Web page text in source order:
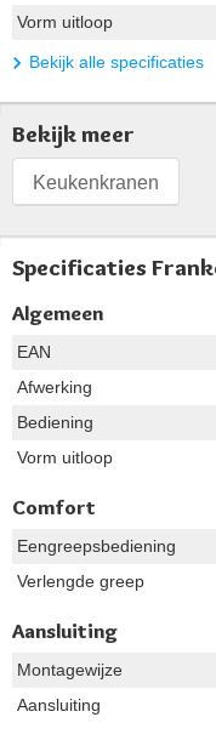
Vorm uitloop
Bekijk alle specificaties
Bekijk meer
Keukenkranen
Specificaties
Algemeen
EAN
Afwerking
Bediening
Vorm uitloop
Comfort
Eengreepsbediening
Verlengde greep
Aansluiting
Montagewijze
Aansluiting